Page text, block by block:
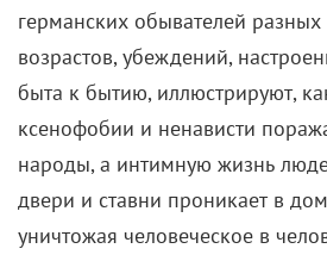
германских обывателей
возрастов, убеждений,
быта к бытию, иллюстрируют,
ксенофобии и ненависти
народы, а интимную жизнь
двери и ставни проникает в
уничтожая человеческое в